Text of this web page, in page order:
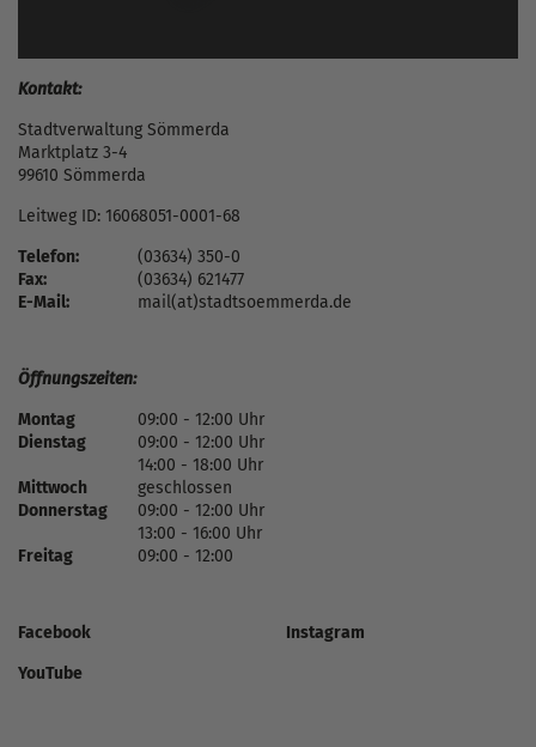
Kontakt:
Stadtverwaltung Sömmerda
Marktplatz 3-4
99610 Sömmerda
Leitweg ID: 16068051-0001-68
Telefon:
(03634) 350-0
Fax:
(03634) 621477
E-Mail:
mail(at)stadtsoemmerda.de
Öffnungszeiten:
Montag
09:00 - 12:00 Uhr
Dienstag
09:00 - 12:00 Uhr
14:00 - 18:00 Uhr
Mittwoch
geschlossen
Donnerstag
09:00 - 12:00 Uhr
13:00 - 16:00 Uhr
Freitag
09:00 - 12:00
Facebook
Instagram
YouTube